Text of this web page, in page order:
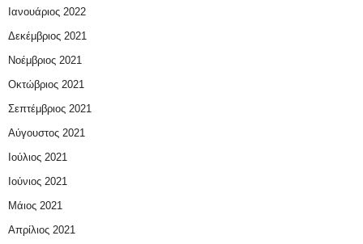
Ιανουάριος 2022
Δεκέμβριος 2021
Νοέμβριος 2021
Οκτώβριος 2021
Σεπτέμβριος 2021
Αύγουστος 2021
Ιούλιος 2021
Ιούνιος 2021
Μάιος 2021
Απρίλιος 2021